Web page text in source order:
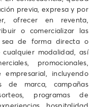
previa, expresa y por
ofrecer en reventa,
o comercializar las
sea de forma directa o
modalidad, así
promocionales,
incluyendo
de marca, campañas
programas de
hospitalidad